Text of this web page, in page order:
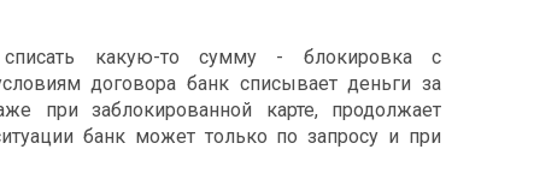
списать какую-то сумму - блокировка с
договора банк списывает деньги за
при заблокированной карте, продолжает
банк может только по запросу и при